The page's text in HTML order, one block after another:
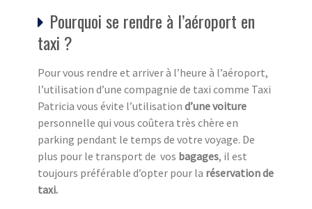
Pourquoi se rendre à l’aéroport en
taxi ?
Pour vous rendre et arriver à l’heure à l’aéroport,
l’utilisation d’une compagnie de taxi comme Taxi
Patricia vous évite l’utilisation d’une voiture
personnelle qui vous coûtera très chère en
parking pendant le temps de votre voyage. De
plus pour le transport de vos bagages, il est
toujours préférable d’opter pour la réservation de
taxi.